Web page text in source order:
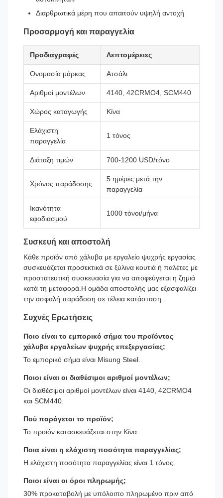
Διαρθρωτικά μέρη που απαιτούν υψηλή αντοχή
Προσαρμογή και παραγγελία
Προδιαγραφές Λεπτομέρειες
Ονομασία μάρκας Ατσάλι
Αριθμοί μοντέλων 4140, 42CRMO4, SCM440
Χώρος καταγωγής Κίνα
Ελάχιστη
παραγγελία
1 τόνος
Διάταξη τιμών 700-1200 USD/τόνο
Χρόνος παράδοσης
5 ημέρες μετά την
παραγγελία
Ικανότητα
εφοδιασμού
1000 τόνοι/μήνα
Συσκευή και αποστολή
Κάθε προϊόν από χάλυβα με εργαλείο ψυχρής εργασίας
συσκευάζεται προσεκτικά σε ξύλινα κουτιά ή παλέτες με
προστατευτική συσκευασία για να αποφεύγεται η ζημιά
κατά τη μεταφορά.Η ομάδα αποστολής μας εξασφαλίζει
την ασφαλή παράδοση σε τέλεια κατάσταση..
Συχνές Ερωτήσεις
Ποιο είναι το εμπορικό σήμα του προϊόντος
χάλυβα εργαλείων ψυχρής επεξεργασίας;
Το εμπορικό σήμα είναι Misung Steel.
Ποιοι είναι οι διαθέσιμοι αριθμοί μοντέλων;
Οι διαθέσιμοι αριθμοί μοντέλων είναι 4140, 42CRMO4
και SCM440.
Πού παράγεται το προϊόν;
Το προϊόν κατασκευάζεται στην Κίνα.
Ποια είναι η ελάχιστη ποσότητα παραγγελίας;
Η ελάχιστη ποσότητα παραγγελίας είναι 1 τόνος.
Ποιοι είναι οι όροι πληρωμής;
30% προκαταβολή με υπόλοιπο πληρωμένο πριν από